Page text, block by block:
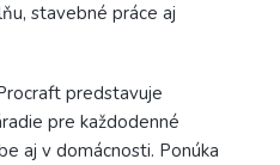
stavebné práce aj
predstavuje
pre každodenné
aj v domácnosti. Ponúka